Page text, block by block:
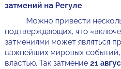
затмений на Регуле
Можно привести
подтверждающих, что
затмениями может являться
важнейших мировых событий,
властью. Так затмение 21